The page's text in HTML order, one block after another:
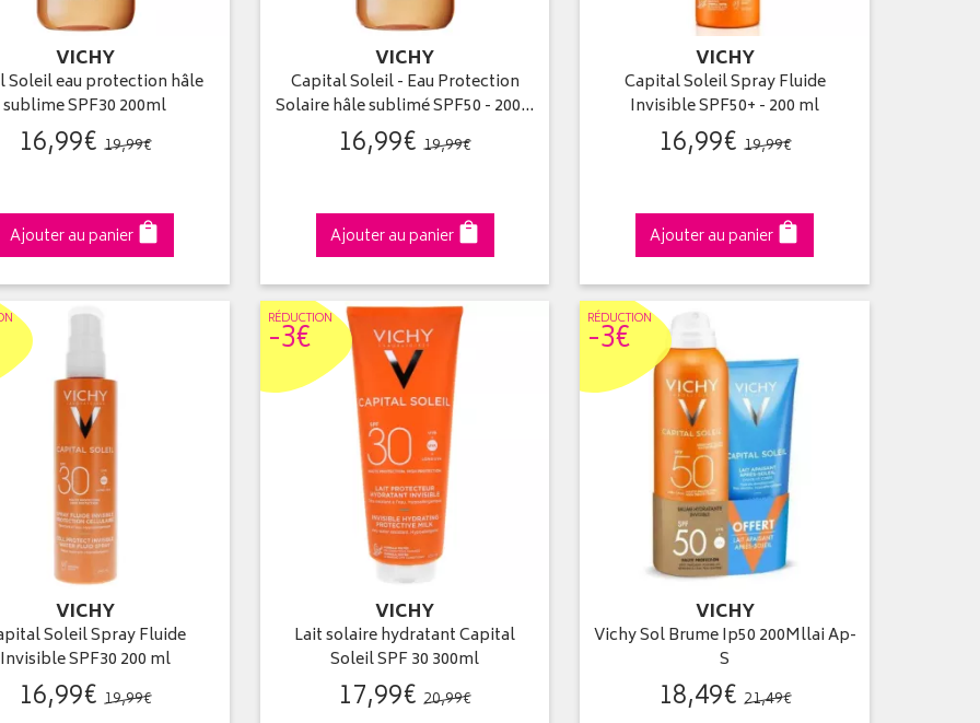
VICHY
Soleil eau protection hâle
sublime SPF30 200ml
16,99€ 19,99€
Ajouter au panier
VICHY
Capital Soleil - Eau Protection
Solaire hâle sublimé SPF50 - 200…
16,99€ 19,99€
Ajouter au panier
VICHY
Capital Soleil Spray Fluide
Invisible SPF50+ - 200 ml
16,99€ 19,99€
Ajouter au panier
VICHY
Soleil Spray Fluide
Invisible SPF30 200 ml
16,99€ 19,99€
RÉDUCTION
-3€
VICHY
Lait solaire hydratant Capital
Soleil SPF 30 300ml
17,99€ 20,99€
RÉDUCTION
-3€
VICHY
Vichy Sol Brume Ip50 200Mllai Ap-
S
18,49€ 21,49€